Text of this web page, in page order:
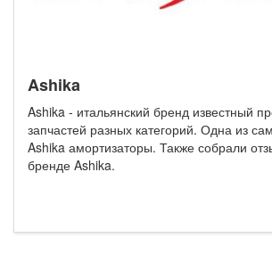
Ashika
Ashika - итальянский бренд известный
запчастей разных категорий. Одна из
Ashika амортизаторы. Также собрали
бренде Ashika.